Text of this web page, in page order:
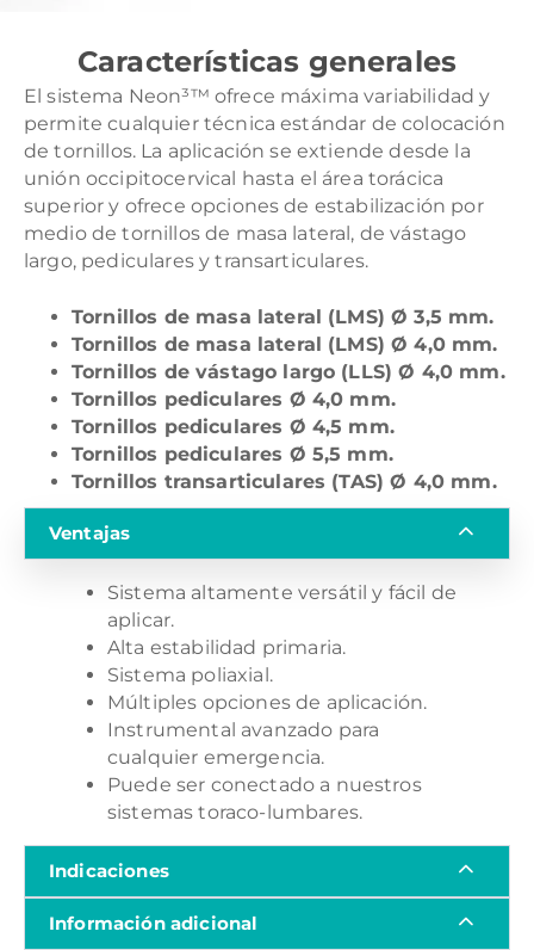
Características generales
El sistema Neon³™ ofrece máxima variabilidad y
permite cualquier técnica estándar de colocación
de tornillos. La aplicación se extiende desde la
unión occipitocervical hasta el área torácica
superior y ofrece opciones de estabilización por
medio de tornillos de masa lateral, de vástago
largo, pediculares y transarticulares.
Tornillos de masa lateral (LMS) Ø 3,5 mm.
Tornillos de masa lateral (LMS) Ø 4,0 mm.
Tornillos de vástago largo (LLS) Ø 4,0 mm.
Tornillos pediculares Ø 4,0 mm.
Tornillos pediculares Ø 4,5 mm.
Tornillos pediculares Ø 5,5 mm.
Tornillos transarticulares (TAS) Ø 4,0 mm.
Ventajas
Sistema altamente versátil y fácil de
aplicar.
Alta estabilidad primaria.
Sistema poliaxial.
Múltiples opciones de aplicación.
Instrumental avanzado para
cualquier emergencia.
Puede ser conectado a nuestros
sistemas toraco-lumbares.
Indicaciones
Información adicional